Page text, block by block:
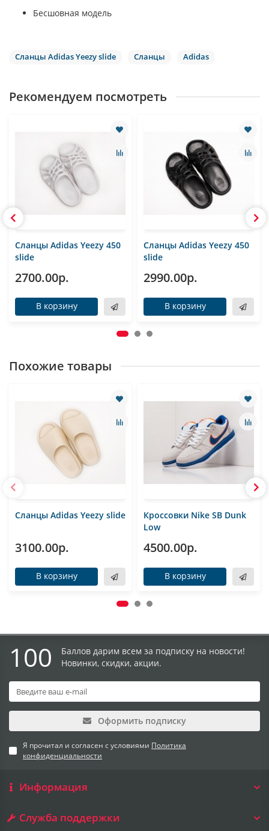
Бесшовная модель
Сланцы Adidas Yeezy slide Сланцы Adidas
Рекомендуем посмотреть
Сланцы Adidas Yeezy 450
slide
2700.00р.
В корзину
Сланцы Adidas Yeezy 450
slide
2990.00р.
В корзину
Похожие товары
Сланцы Adidas Yeezy slide
3100.00р.
В корзину
Кроссовки Nike SB Dunk
Low
4500.00р.
В корзину
100
Баллов дарим всем за подписку на новости!
Новинки, скидки, акции.
Оформить подписку
Я прочитал и согласен с условиями Политика
конфиденциальности
Информация
Служба поддержки